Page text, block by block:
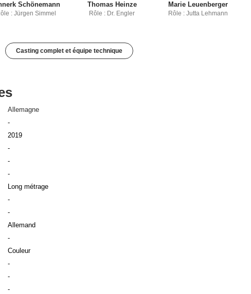
Schönemann
: Jürgen Simmel
Thomas Heinze
Rôle : Dr. Engler
Marie Leuenberger
Rôle : Jutta Lehmann
Casting complet et équipe technique
Allemagne
-
2019
-
-
-
Long métrage
-
-
Allemand
-
Couleur
-
-
-